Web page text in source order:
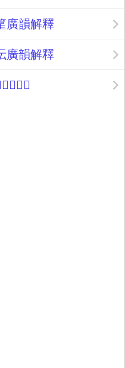
廣韻解釋
廣韻解釋
韻解釋